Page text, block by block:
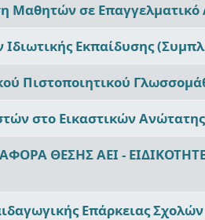
Μαθητών σε Επαγγελματικό
Εκπαίδυσης
Πιστοποιητικού
στο Εικαστικών
ΘΕΣΗΣ ΑΕΙ -
Επάρκειας